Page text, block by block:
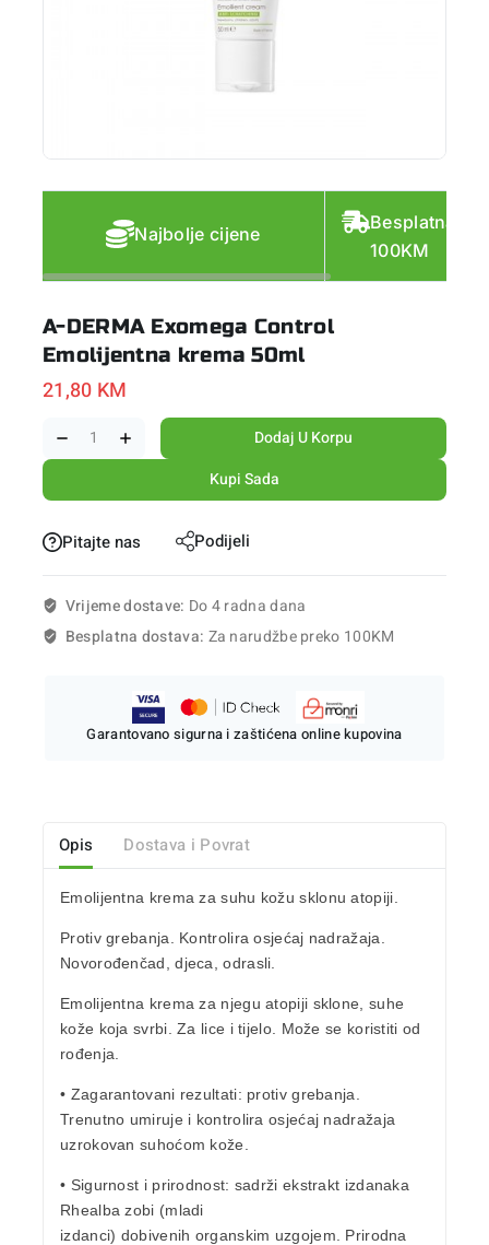
Najbolje cijene
Besplatna
100KM
A-DERMA Exomega Control
Emolijentna krema 50ml
21,80 KM
Dodaj U Korpu
Kupi Sada
Pitajte nas Podijeli
Vrijeme dostave: Do 4 radna dana
Besplatna dostava: Za narudžbe preko 100KM
Garantovano sigurna i zaštićena online kupovina
Opis Dostava i Povrat
Emolijentna krema za suhu kožu sklonu atopiji.
Protiv grebanja. Kontrolira osjećaj nadražaja.
Novorođenčad,djeca,odrasli.
Emolijentna krema za njegu atopiji sklone, suhe
kože koja svrbi. Za lice i tijelo. Može se koristiti od
rođenja.
• Zagarantovani rezultati: protiv grebanja.
Trenutno umiruje i kontrolira osjećaj nadražaja
uzrokovan suhoćom kože.
• Sigurnost i prirodnost: sadrži ekstrakt izdanaka
Rhealba zobi (mladi
izdanci) dobivenih organskim uzgojem. Prirodna